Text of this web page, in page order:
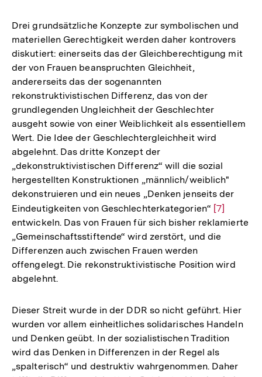
Drei grundsätzliche Konzepte zur symbolischen und
materiellen Gerechtigkeit werden daher kontrovers
diskutiert: einerseits das der Gleichberechtigung mit
der von Frauen beanspruchten Gleichheit,
andererseits das der sogenannten
rekonstruktivistischen Differenz, das von der
grundlegenden Ungleichheit der Geschlechter
ausgeht sowie von einer Weiblichkeit als essentiellem
Wert. Die Idee der Geschlechtergleichheit wird
abgelehnt. Das dritte Konzept der
„dekonstruktivistischen Differenz“ will die sozial
hergestellten Konstruktionen „männlich/weiblich"
dekonstruieren und ein neues „Denken jenseits der
Eindeutigkeiten von Geschlechterkategorien“ Zur
Auflösung
der
[7]
entwickeln. Das von Frauen für sich bisher reklamierte
„Gemeinschaftsstiftende“ wird zerstört, und die
Differenzen auch zwischen Frauen werden
offengelegt. Die rekonstruktivistische Position wird
abgelehnt.
Dieser Streit wurde in der DDR so nicht geführt. Hier
wurden vor allem einheitliches solidarisches Handeln
und Denken geübt. In der sozialistischen Tradition
wird das Denken in Differenzen in der Regel als
„spalterisch“ und destruktiv wahrgenommen. Daher